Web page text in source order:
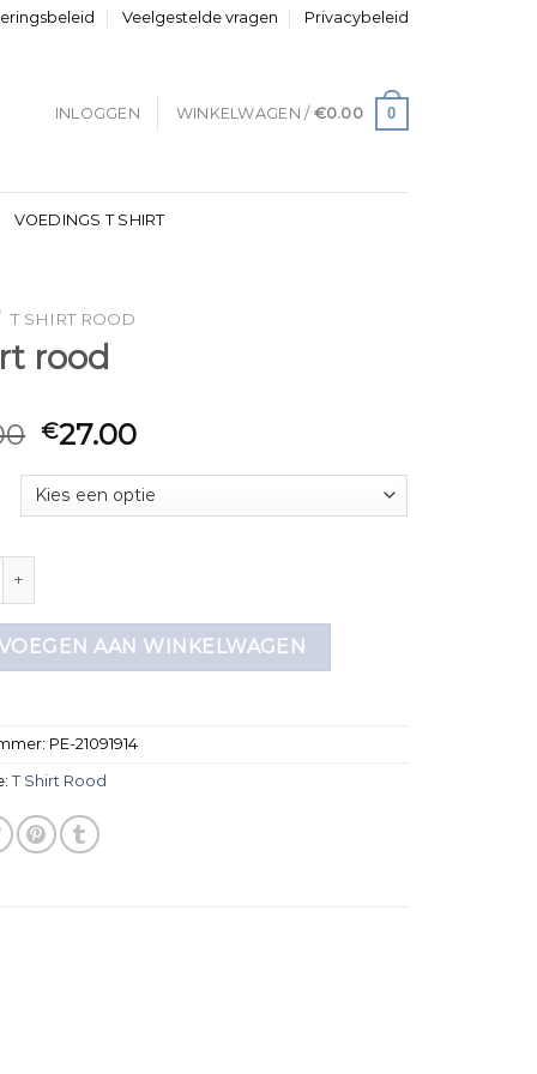
Veelgestelde vragen Privacybeleid
INLOGGEN WINKELWAGEN / €0.00 0
VOEDINGS T SHIRT
T SHIRT ROOD
rood
€27.00
AAN WINKELWAGEN
PE-21091914
T Shirt Rood